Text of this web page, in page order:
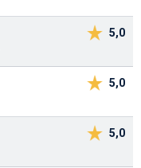
5,0
5,0
5,0